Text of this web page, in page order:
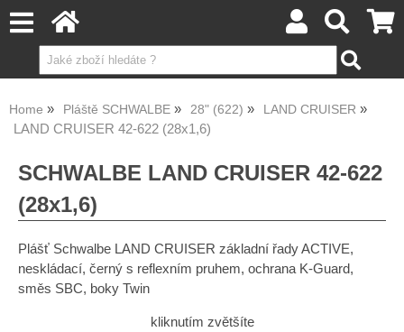
Home Pláště SCHWALBE 28" (622) LAND CRUISER
LAND CRUISER 42-622 (28x1,6)
SCHWALBE LAND CRUISER 42-622
(28x1,6)
Plášť Schwalbe LAND CRUISER základní řady ACTIVE,
neskládací, černý s reflexním pruhem, ochrana K-Guard,
směs SBC, boky Twin
kliknutím zvětšíte